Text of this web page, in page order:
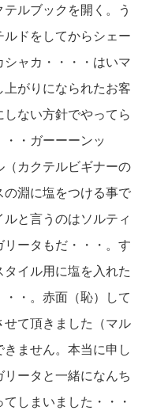
ルブックを開く。う
ドをしてからシェー
ャカ・・・・はいマ
がりになられたお客
ない方針でやってら
・ガーーーンッ
カクテルビギナーの
淵に塩をつける事で
と言うのはソルティ
リータもだ・・・。す
イル用に塩を入れた
・。赤面（恥）して
せて頂きました（マル
ません。本当に申し
ータと一緒になんち
しまいました・・・